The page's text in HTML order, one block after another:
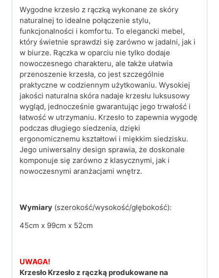
Wygodne krzesło z rączką wykonane ze skóry
naturalnej to idealne połączenie stylu,
funkcjonalności i komfortu. To elegancki mebel,
który świetnie sprawdzi się zarówno w jadalni, jak i
w biurze. Rączka w oparciu nie tylko dodaje
nowoczesnego charakteru, ale także ułatwia
przenoszenie krzesła, co jest szczególnie
praktyczne w codziennym użytkowaniu. Wysokiej
jakości naturalna skóra nadaje krzesłu luksusowy
wygląd, jednocześnie gwarantując jego trwałość i
łatwość w utrzymaniu. Krzesło to zapewnia wygodę
podczas długiego siedzenia, dzięki
ergonomicznemu kształtowi i miękkim siedzisku.
Jego uniwersalny design sprawia, że doskonale
komponuje się zarówno z klasycznymi, jak i
nowoczesnymi aranżacjami wnętrz.
Wymiary (szerokość/wysokość/głębokość):
45cm x 99cm x 52cm
UWAGA!
Krzesło Krzesło z rączką produkowane na